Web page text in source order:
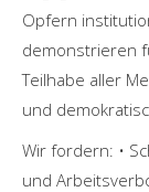
Opfern
demonstrieren
Teilhabe aller
und
Wir fordern: •
und